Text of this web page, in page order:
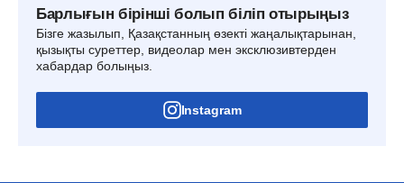
Барлығын бірінші болып біліп отырыңыз
Бізге жазылып, Қазақстанның өзекті жаңалықтарынан,
қызықты суреттер, видеолар мен эксклюзивтерден
хабардар болыңыз.
Instagram